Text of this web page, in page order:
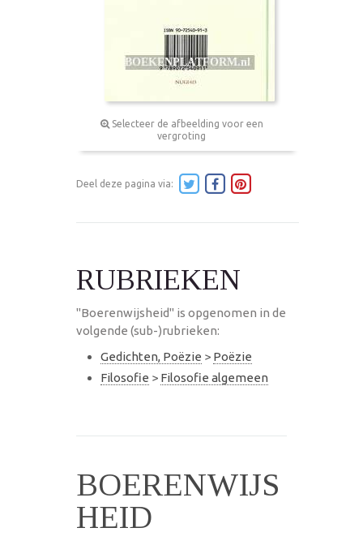
Selecteer de afbeelding voor een
vergroting
Deel deze pagina via:
RUBRIEKEN
"Boerenwijsheid" is opgenomen in de
volgende (sub-)rubrieken:
Gedichten, Poëzie > Poëzie
Filosofie > Filosofie algemeen
BOERENWIJS
HEID